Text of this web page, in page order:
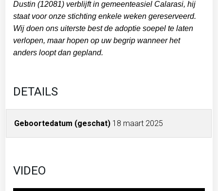
Dustin (12081) verblijft in gemeenteasiel Calarasi, hij
staat voor onze stichting enkele weken gereserveerd.
Wij doen ons uiterste best de adoptie soepel te laten
verlopen, maar hopen op uw begrip wanneer het
anders loopt dan gepland.
DETAILS
Geboortedatum (geschat) 18 maart 2025
VIDEO